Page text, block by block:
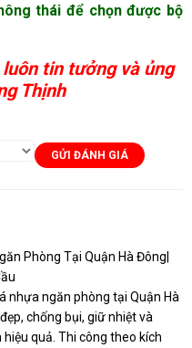
thái để chọn được bộ
tin tưởng và ủng
Thịnh
GỬI ĐÁNH GIÁ
Phòng Tại Quận Hà Đông|
nhựa ngăn phòng tại Quận Hà
chống bụi, giữ nhiệt và
quả. Thi công theo kích